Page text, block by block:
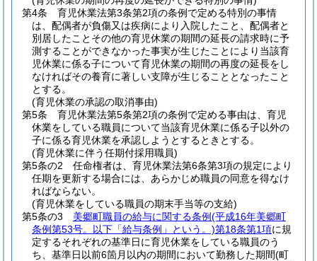
第4条
育児休業法第3条第2項の条例で定める特別の事情
は、配偶者が負傷又は疾病により入院したこと、配偶者と
別居したことその他の育児休業の期間の延長の請求時に予
測することができなかった事実が生じたことにより当該育
児休業に係る子について育児休業の期間の再度の延長をし
なければその養育に著しい支障が生じることとなったこと
とする。
(育児休業の承認の取消事由)
第5条
育児休業法第5条第2項の条例で定める事由は、育児
休業をしている職員について当該育児休業に係る子以外の
子に係る育児休業を承認しようとするときとする。
(育児休業に伴う任期付採用職員)
第5条の2
任命権者は、育児休業法第6条第3項の規定により
任期を更新する場合には、あらかじめ職員の同意を得なけ
ればならない。
(育児休業をしている職員の期末手当等の支給)
第5条の3
美郷町職員の給与に関する条例(平成16年美郷町
条例第53号。以下「給与条例」という。)第18条第1項に規
定するそれぞれの基準日に育児休業をしている職員のう
ち、基準日以前6箇月以内の期間において勤務した期間(町